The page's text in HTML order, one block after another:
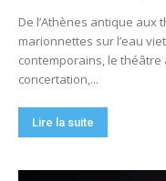
De l’Athènes antique
marionnettes sur l’eau
contemporains, le
concertation,...
Lire la suite